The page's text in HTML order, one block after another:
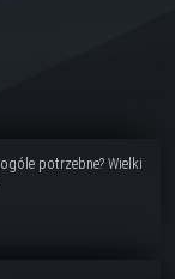
potrzebne? Wielki